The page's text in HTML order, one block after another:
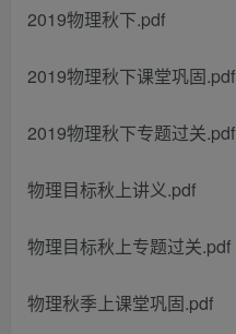
2019物理秋下.pdf
2019物理秋下课堂巩固.pdf
2019物理秋下专题过关.pdf
物理目标秋上讲义.pdf
物理目标秋上专题过关.pdf
物理秋季上课堂巩固.pdf